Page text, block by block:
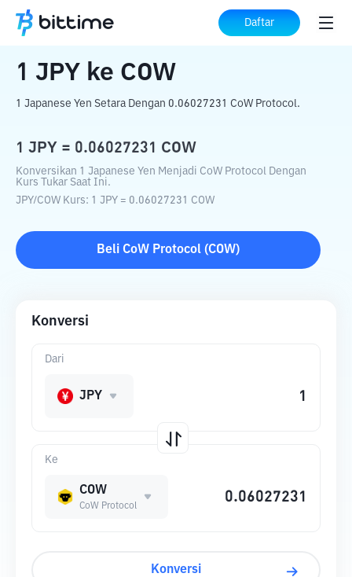
Daftar
Beranda Konverter Kripto ke COW
1 JPY ke COW
1 Japanese Yen Setara Dengan 0.06027231 CoW Protocol.
1 JPY = 0.06027231 COW
Konversikan 1 Japanese Yen Menjadi CoW Protocol Dengan
Kurs Tukar Saat Ini.
JPY/COW Kurs: 1 JPY = 0.06027231 COW
Beli CoW Protocol (COW)
Konversi
Ke
COW
CoW Protocol
Dari
JPY
Konversi